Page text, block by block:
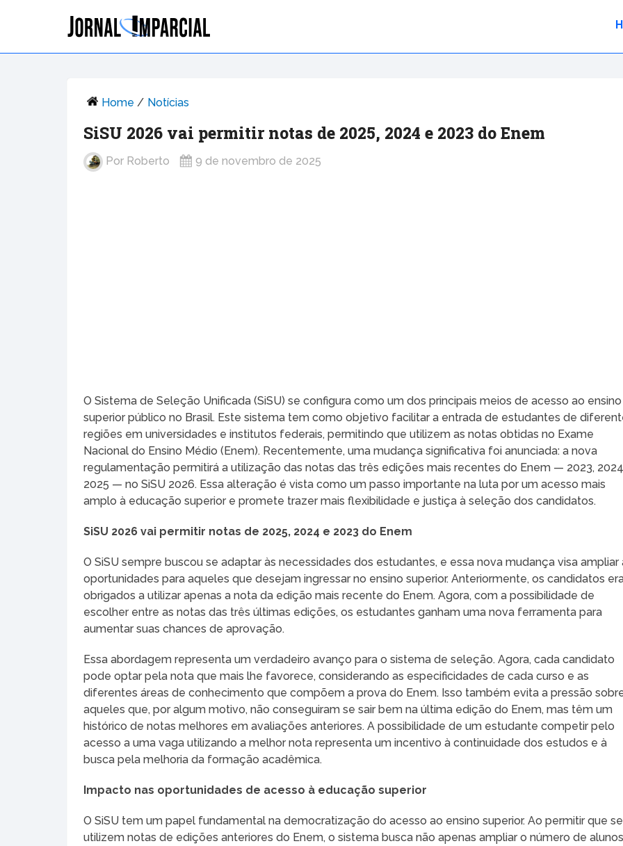
Home / Notícias
SiSU 2026 vai permitir notas de 2025, 2024 e 2023 do Enem
Por Roberto 9 de novembro de 2025
O Sistema de Seleção Unificada (SiSU) se configura como um dos principais meios de acesso ao ensino
superior público no Brasil. Este sistema tem como objetivo facilitar a entrada de estudantes de
regiões em universidades e institutos federais, permitindo que utilizem as notas obtidas no Exame
Nacional do Ensino Médio (Enem). Recentemente, uma mudança significativa foi anunciada: a nova
regulamentação permitirá a utilização das notas das três edições mais recentes do Enem — 2023,
2025 — no SiSU 2026. Essa alteração é vista como um passo importante na luta por um acesso mais
amplo à educação superior e promete trazer mais flexibilidade e justiça à seleção dos candidatos.
SiSU 2026 vai permitir notas de 2025, 2024 e 2023 do Enem
O SiSU sempre buscou se adaptar às necessidades dos estudantes, e essa nova mudança visa ampliar
oportunidades para aqueles que desejam ingressar no ensino superior. Anteriormente, os candidatos
obrigados a utilizar apenas a nota da edição mais recente do Enem. Agora, com a possibilidade de
escolher entre as notas das três últimas edições, os estudantes ganham uma nova ferramenta para
aumentar suas chances de aprovação.
Essa abordagem representa um verdadeiro avanço para o sistema de seleção. Agora, cada candidato
pode optar pela nota que mais lhe favorece, considerando as especificidades de cada curso e as
diferentes áreas de conhecimento que compõem a prova do Enem. Isso também evita a pressão
aqueles que, por algum motivo, não conseguiram se sair bem na última edição do Enem, mas têm um
histórico de notas melhores em avaliações anteriores. A possibilidade de um estudante competir pelo
acesso a uma vaga utilizando a melhor nota representa um incentivo à continuidade dos estudos e à
busca pela melhoria da formação acadêmica.
Impacto nas oportunidades de acesso à educação superior
O SiSU tem um papel fundamental na democratização do acesso ao ensino superior. Ao permitir que se
utilizem notas de edições anteriores do Enem, o sistema busca não apenas ampliar o número de alunos